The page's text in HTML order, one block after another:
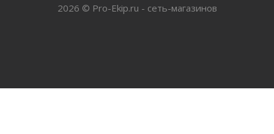
2026 © Pro-Ekip.ru - сеть-магазинов